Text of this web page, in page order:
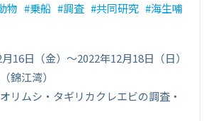
物 乗船 調査 共同研究
海生哺
16日（金）～2022年12月18日（日）
錦江湾）
リムシ・タギリカクレエビの調査・